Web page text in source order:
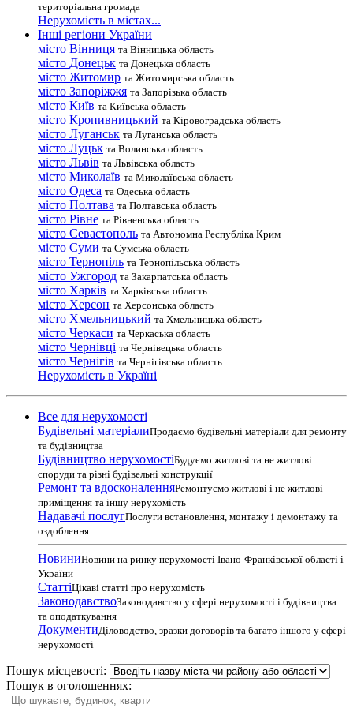
територіальна громада
Нерухомість в містах...
Інші регіони України
місто Вінниця та Вінницька область
місто Донецьк та Донецька область
місто Житомир та Житомирська область
місто Запоріжжя та Запорізька область
місто Київ та Київська область
місто Кропивницький та Кіровоградська область
місто Луганськ та Луганська область
місто Луцьк та Волинська область
місто Львів та Львівська область
місто Миколаїв та Миколаївська область
місто Одеса та Одеська область
місто Полтава та Полтавська область
місто Рівне та Рівненська область
місто Севастополь та Автономна Республіка Крим
місто Суми та Сумська область
місто Тернопіль та Тернопільська область
місто Ужгород та Закарпатська область
місто Харків та Харківська область
місто Херсон та Херсонська область
місто Хмельницький та Хмельницька область
місто Черкаси та Черкаська область
місто Чернівці та Чернівецька область
місто Чернігів та Чернігівська область
Нерухомість в Україні
Все для нерухомості
Будівельні матеріалиПродаємо будівельні матеріали для ремонту
та будівництва
Будівництво нерухомостіБудуємо житлові та не житлові
споруди та різні будівельні конструкції
Ремонт та вдосконаленняРемонтуємо житлові і не житлові
приміщення та іншу нерухомість
Надавачі послугПослуги встановлення, монтажу і демонтажу та
оздоблення
НовиниНовини на ринку нерухомості Івано-Франківської області і
України
СтаттіЦікаві статті про нерухомість
ЗаконодавствоЗаконодавство у сфері нерухомості і будівництва
та оподаткування
ДокументиДіловодство, зразки договорів та багато іншого у сфері
нерухомості
Пошук місцевості:
Пошук в оголошеннях: